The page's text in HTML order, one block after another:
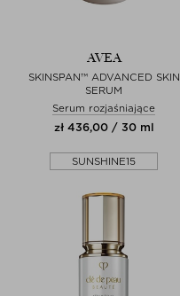
AVEA
SKINSPAN™ ADVANCED SKIN
SERUM
Serum rozjaśniające
zł 436,00 / 30 ml
SUNSHINE15